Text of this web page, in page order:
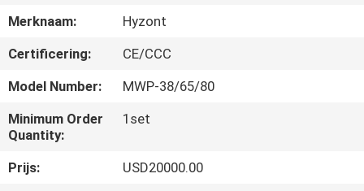
FABRIEKSREIS
KWALITEITSCONTROLE
VERZOEK
OM EEN
Merknaam:
Hyzont
Certificering:
CE/CCC
Model Number:
MWP-38/65/80
Minimum Order
Quantity:
1set
Prijs:
USD20000.00